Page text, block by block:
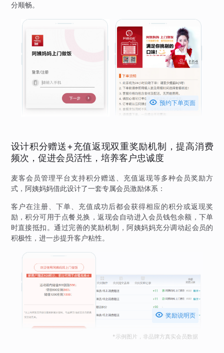
分顺畅。
 预约下单页面
设计积分赠送+充值返现双重奖励机制，提高消费
频次，促进会员活性，培养客户忠诚度
麦客会员管理平台支持积分赠送、充值返现等多种会员奖励方
式，阿姨妈妈借此设计了一套专属会员激励体系：
客户在注册、下单、充值成功后都会获得相应的积分或返现奖
励，积分可用于点餐兑换，返现会自动进入会员钱包余额，下单
时直接抵扣。通过完善的奖励机制，阿姨妈妈充分调动起会员的
积极性，进一步提升客户粘性。
 奖励说明页
*示例图片，非品牌方真实会员数据